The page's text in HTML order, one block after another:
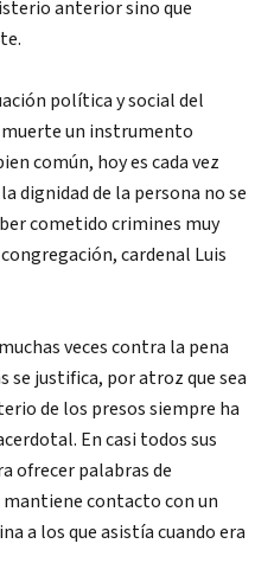
anterior sino que
política y social del
muerte un instrumento
común, hoy es cada vez
dignidad de la persona no se
cometido crimines muy
cardenal Luis
veces contra la pena
se justifica, por atroz que sea
de los presos siempre ha
En casi todos sus
ofrecer palabras de
mantiene contacto con un
a los que asistía cuando era